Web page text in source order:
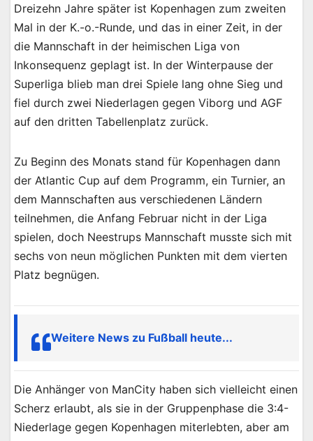
Dreizehn Jahre später ist Kopenhagen zum zweiten
Mal in der K.-o.-Runde, und das in einer Zeit, in der
die Mannschaft in der heimischen Liga von
Inkonsequenz geplagt ist. In der Winterpause der
Superliga blieb man drei Spiele lang ohne Sieg und
fiel durch zwei Niederlagen gegen Viborg und AGF
auf den dritten Tabellenplatz zurück.
Zu Beginn des Monats stand für Kopenhagen dann
der Atlantic Cup auf dem Programm, ein Turnier, an
dem Mannschaften aus verschiedenen Ländern
teilnehmen, die Anfang Februar nicht in der Liga
spielen, doch Neestrups Mannschaft musste sich mit
sechs von neun möglichen Punkten mit dem vierten
Platz begnügen.
Weitere News zu Fußball heute...
Die Anhänger von ManCity haben sich vielleicht einen
Scherz erlaubt, als sie in der Gruppenphase die 3:4-
Niederlage gegen Kopenhagen miterlebten, aber am